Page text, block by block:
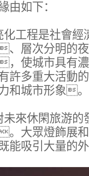
如下：
是社會經濟
層次分明的
，使城市具
有許多重大活
和城市形象。
休閑旅游的發
大眾燈飾展和
吸引大量的外